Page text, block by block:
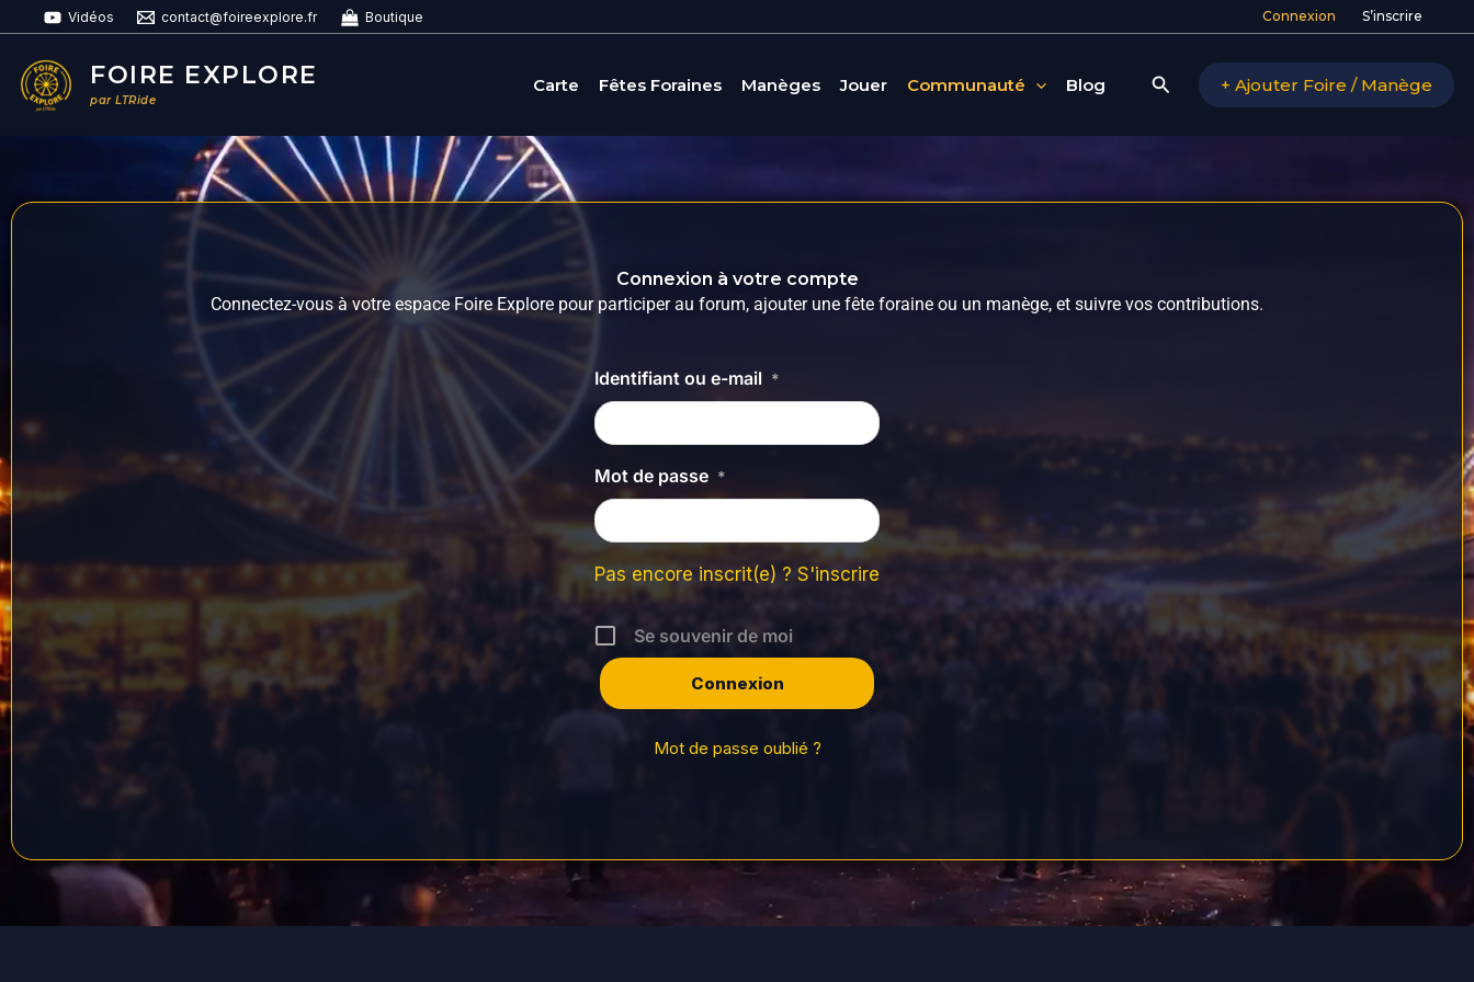
contenu
Vidéos contact@foireexplore.fr Boutique Connexion S’inscrire
FOIRE EXPLORE
par LTRide
Carte Fêtes Foraines Manèges Jouer Communauté Blog Rechercher+ Ajouter Foire / Manège
Connexion à votre compte
Connectez-vous à votre espace Foire Explore pour participer au forum, ajouter une fête foraine ou un manège, et suivre vos contributions.
Identifiant ou e-mail *
Mot de passe *
Pas encore inscrit(e) ? S'inscrire
Se souvenir de moi
Mot de passe oublié ?